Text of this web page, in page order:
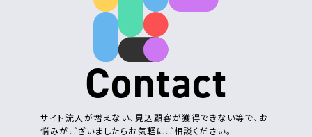
Contact
サイト流入が増えない、見込顧客が獲得できない等で、お
悩みがございましたらお気軽にご相談ください。